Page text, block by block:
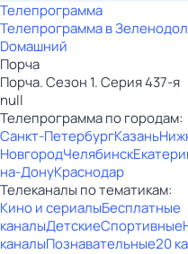
Телепрограмма
Телепрограмма в
Dомашний
Порча
Порча. Сезон 1. Серия 437-я
null
Телепрограмма по городам:
Санкт-ПетербургКазань
НовгородЧелябинск
на-ДонуКраснодар
Телеканалы по тематикам:
Кино и сериалыБесплатные
каналыДетскиеСпортивные
каналыПознавательные20